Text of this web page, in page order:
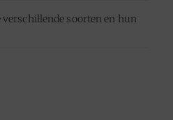
soorten en hun